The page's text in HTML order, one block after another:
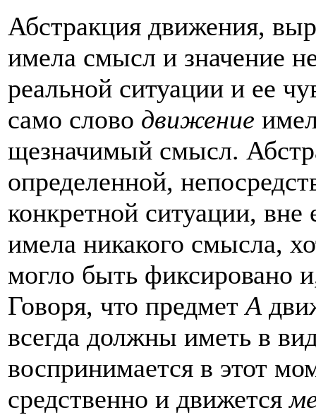
Абстракция движения,
имела смысл и значение
реальной ситуации и ее
само слово движение
щезначимый смысл.
определенной,
конкретной ситуации, вне
имела никакого смысла,
мог­ло быть фиксировано
Говоря, что пред­метА
всегда должны иметь в
воспринимается в этот
средственно и движется